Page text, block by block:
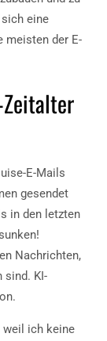
eine
meisten der E-
E-Mails
gesendet
in den letzten
Nachrichten,
sind. KI-
weil ich keine